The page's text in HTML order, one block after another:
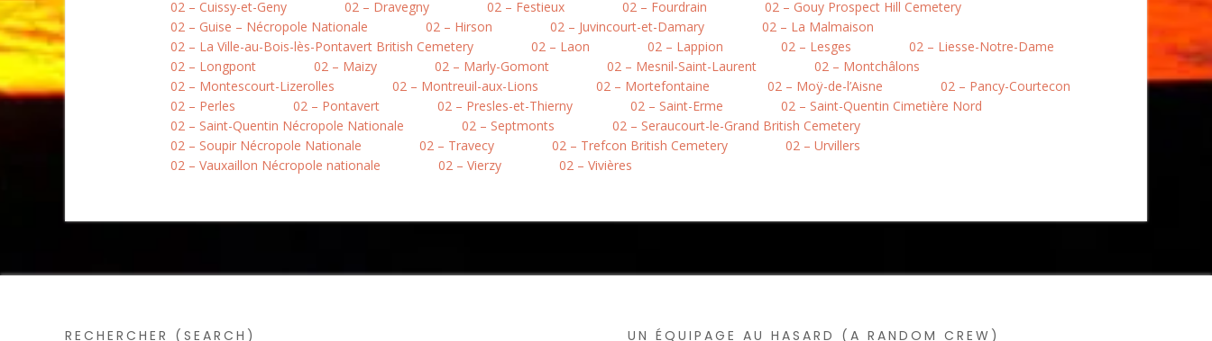
02 – Cuissy-et-Geny
02 – Dravegny 02 – Festieux 02 – Fourdrain
02 – Gouy Prospect Hill Cemetery
02 – Guise – Nécropole Nationale
02 – Hirson 02 – Juvincourt-et-Damary
02 – La Malmaison
02 – La Ville-au-Bois-lès-Pontavert British Cemetery
02 – Laon 02 – Lappion 02 – Lesges
02 – Liesse-Notre-Dame
02 – Longpont
02 – Maizy 02 – Marly-Gomont 02 – Mesnil-Saint-Laurent
02 – Montchâlons
02 – Montescourt-Lizerolles
02 – Montreuil-aux-Lions 02 – Mortefontaine 02 – Moÿ-de-l’Aisne
02 – Pancy-Courtecon
02 – Perles
02 – Pontavert 02 – Presles-et-Thierny 02 – Saint-Erme
02 – Saint-Quentin Cimetière Nord
02 – Saint-Quentin Nécropole Nationale
02 – Septmonts
02 – Seraucourt-le-Grand British Cemetery
02 – Soupir Nécropole Nationale
02 – Travecy 02 – Trefcon British Cemetery
02 – Urvillers
02 – Vauxaillon Nécropole nationale
02 – Vierzy 02 – Vivières
RECHERCHER (SEARCH) UN ÉQUIPAGE AU HASARD (A RANDOM CREW)